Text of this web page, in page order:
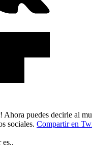
Ahora puedes decirle al
sociales. Compartir en
es..